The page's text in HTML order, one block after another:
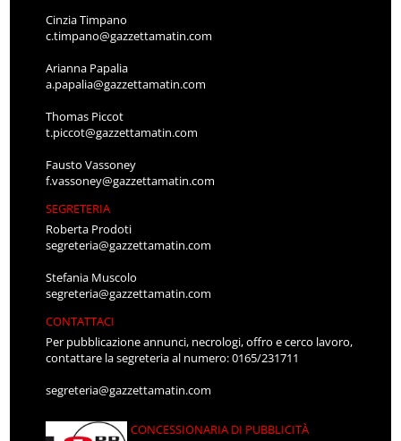
Cinzia Timpano
c.timpano@gazzettamatin.com
Arianna Papalia
a.papalia@gazzettamatin.com
Thomas Piccot
t.piccot@gazzettamatin.com
Fausto Vassoney
f.vassoney@gazzettamatin.com
SEGRETERIA
Roberta Prodoti
segreteria@gazzettamatin.com
Stefania Muscolo
segreteria@gazzettamatin.com
CONTATTACI
Per pubblicazione annunci, necrologi, offro e cerco lavoro,
contattare la segreteria al numero: 0165/231711
segreteria@gazzettamatin.com
CONCESSIONARIA DI PUBBLICITÀ